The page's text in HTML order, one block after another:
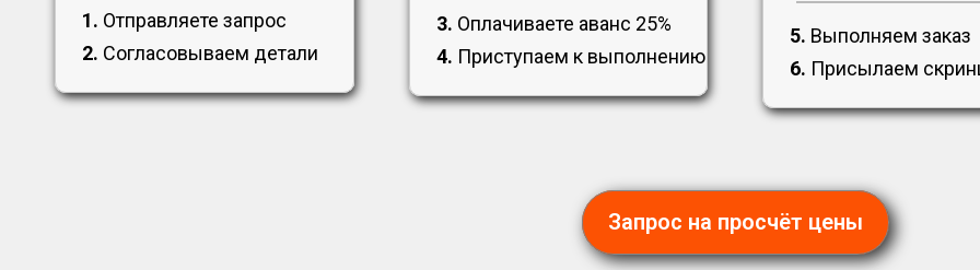
1. Отправляете запрос
2. Согласовываем детали
3. Оплачиваете аванс 25%
4. Приступаем к выполнению
5. Выполняем заказ
6. Присылаем
Запрос на просчёт цены